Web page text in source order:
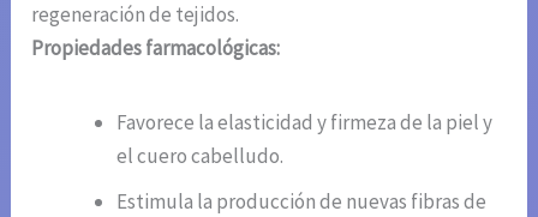
regeneración de tejidos.
Propiedades farmacológicas:
Favorece la elasticidad y firmeza de la piel y
el cuero cabelludo.
Estimula la producción de nuevas fibras de